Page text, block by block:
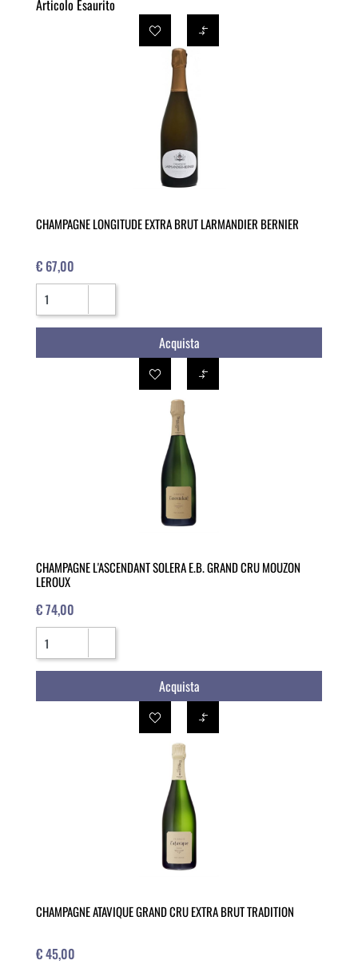
Articolo Esaurito
CHAMPAGNE LONGITUDE EXTRA BRUT LARMANDIER BERNIER
€ 67,00
Quantità
Acquista
CHAMPAGNE L'ASCENDANT SOLERA E.B. GRAND CRU MOUZON
LEROUX
€ 74,00
Quantità
Acquista
CHAMPAGNE ATAVIQUE GRAND CRU EXTRA BRUT TRADITION
€ 45,00